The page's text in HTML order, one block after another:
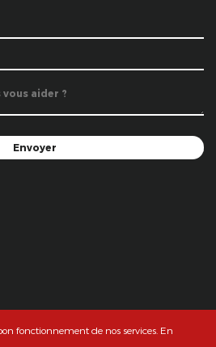
fonctionnement de nos services. En